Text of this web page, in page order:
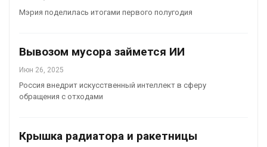
Мэрия поделилась итогами первого полугодия
Вывозом мусора займется ИИ
Июн 26, 2025
Россия внедрит искусственный интеллект в сферу
обращения с отходами
Крышка радиатора и ракетницы